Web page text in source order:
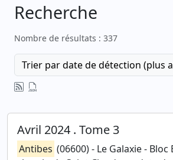
Recherche
Nombre de résultats : 337
Trier par date de détection (plus
Avril 2024 . Tome 3
Antibes (06600) - Le Galaxie -